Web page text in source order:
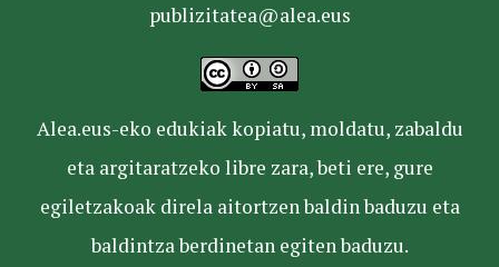
publizitatea@alea.eus
Alea.eus-eko edukiak kopiatu, moldatu, zabaldu
eta argitaratzeko libre zara, beti ere, gure
egiletzakoak direla aitortzen baldin baduzu eta
baldintza berdinetan egiten baduzu.